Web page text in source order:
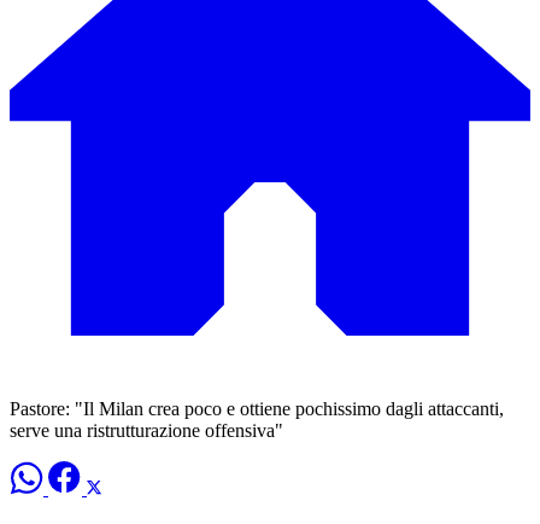
Pastore: "Il Milan crea poco e ottiene pochissimo dagli attaccanti,
serve una ristrutturazione offensiva"